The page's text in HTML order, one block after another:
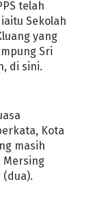
telah
Sekolah
yang
Sri
di sini.
Kota
masih
Mersing
(dua).